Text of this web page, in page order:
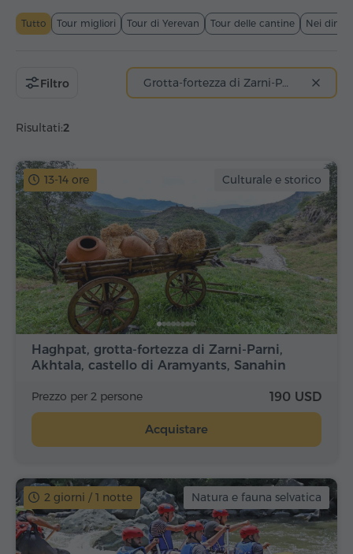
Tutto Tour migliori Tour di Yerevan Tour delle cantine Nei
Risultati:2
Filtro Grotta-fortezza di Zarni-Parni
13-14 ore Culturale e storico
Haghpat, grotta-fortezza di Zarni-Parni,
Akhtala, castello di Aramyants, Sanahin
Prezzo per 2 persone 190 USD
Acquistare
2 giorni / 1 notte Natura e fauna selvatica